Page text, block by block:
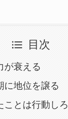
目次
が衰える
に地位を譲る
ことは行動しろ